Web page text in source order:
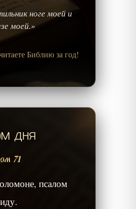
ноге моей и
моей.»
Библию за год!
дня
71
псалом